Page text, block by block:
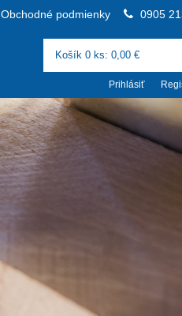
Obchodné podmienky 0905
Košík 0 ks: 0,00 €
Prihlásiť